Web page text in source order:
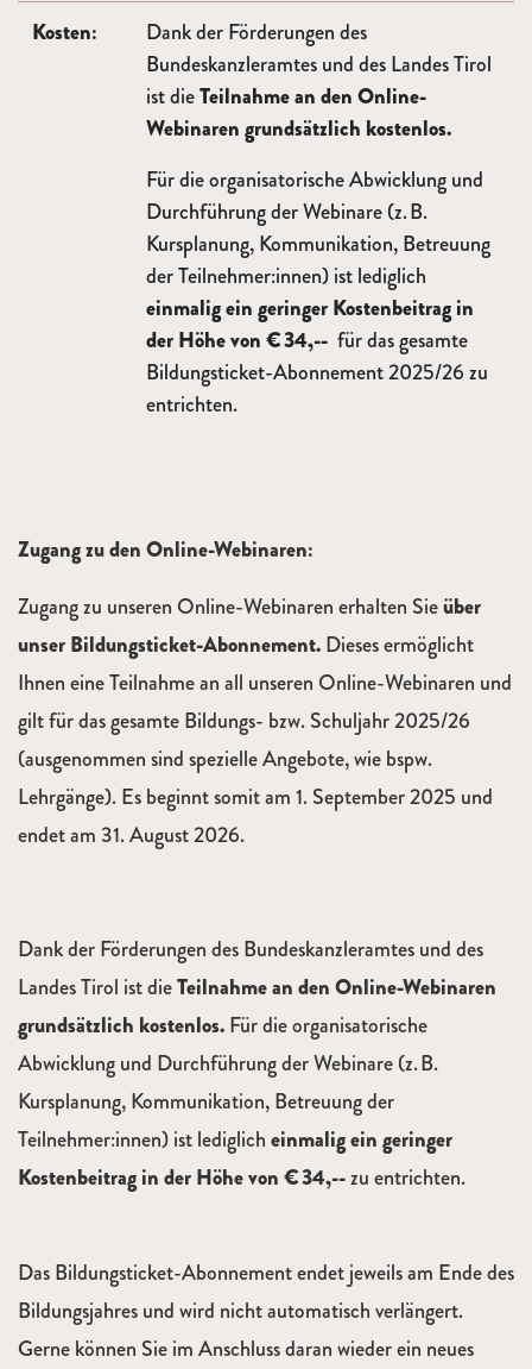
Kosten:
Dank der Förderungen des
Bundeskanzleramtes und des Landes Tirol
ist dieTeilnahme an den Online-
Webinaren grundsätzlich kostenlos.
Für die organisatorische Abwicklung und
Durchführung der Webinare (z. B.
Kursplanung, Kommunikation, Betreuung
der Teilnehmer:innen) ist lediglich
einmalig ein geringer Kostenbeitrag in
der Höhe von € 34,-- für das gesamte
Bildungsticket-Abonnement 2025/26 zu
entrichten.
Zugang zu den Online-Webinaren:
Zugang zu unseren Online-Webinaren erhalten Sieüber
unser Bildungsticket-Abonnement.Dieses ermöglicht
Ihnen eine Teilnahme an all unseren Online-Webinaren und
gilt für das gesamte Bildungs- bzw. Schuljahr 2025/26
(ausgenommen sind spezielle Angebote, wie bspw.
Lehrgänge). Es beginnt somit am 1. September 2025 und
endet am 31. August 2026.
Dank der Förderungen des Bundeskanzleramtes und des
Landes Tirol ist dieTeilnahme an den Online-Webinaren
grundsätzlich kostenlos.Für die organisatorische
Abwicklung und Durchführung der Webinare (z. B.
Kursplanung, Kommunikation, Betreuung der
Teilnehmer:innen) ist lediglicheinmalig ein geringer
Kostenbeitrag in der Höhe von € 34,--zu entrichten.
Das Bildungsticket-Abonnement endet jeweils am Ende des
Bildungsjahres und wird nicht automatisch verlängert.
Gerne können Sie im Anschluss daran wieder ein neues